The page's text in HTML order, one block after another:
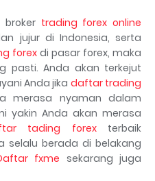
trading forex online
jujur di Indonesia, serta
forex di pasar forex, maka
pasti. Anda akan terkejut
Anda jika daftar trading
merasa nyaman dalam
yakin Anda akan merasa
tading forexterbaik
selalu berada di belakang
fxme sekarang juga